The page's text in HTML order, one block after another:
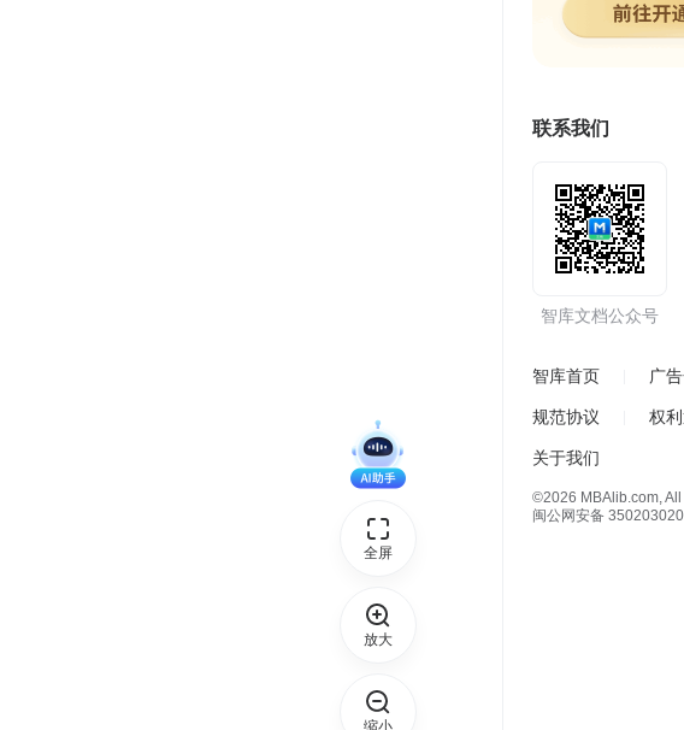
联系我们
智库文档公众号
智库首页 广
规范协议 权
关于我们
©2026 MBAlib.com,
闽公网安备
全屏
放大
缩小